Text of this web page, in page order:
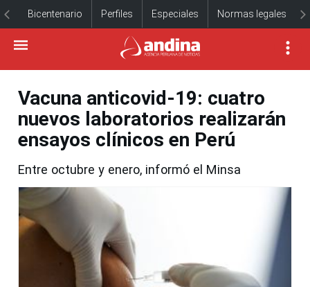
Bicentenario Perfiles Especiales Normas legales
Vacuna anticovid-19: cuatro
nuevos laboratorios realizarán
ensayos clínicos en Perú
Entre octubre y enero, informó el Minsa